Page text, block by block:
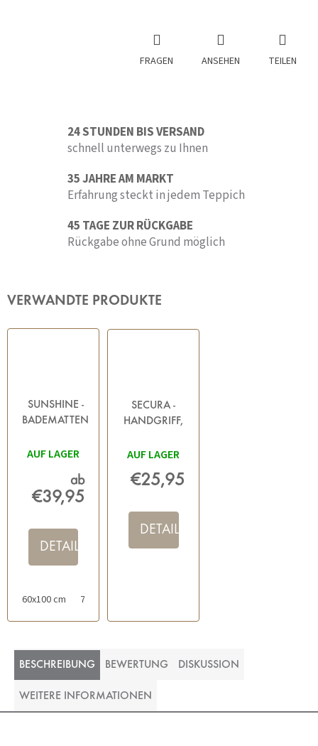
FRAGEN ANSEHEN TEILEN
24 STUNDEN BIS VERSAND
schnell unterwegs zu Ihnen
35 JAHRE AM MARKT
Erfahrung steckt in jedem Teppich
45 TAGE ZUR RÜCKGABE
Rückgabe ohne Grund möglich
VERWANDTE PRODUKTE
SUNSHINE -
BADEMATTEN
AUF LAGER
ab
€39,95
DETAIL
60x100 cm 70x120 cm
SECURA -
HANDGRIFF,
AUF LAGER
€25,95
DETAIL
BESCHREIBUNG BEWERTUNG DISKUSSION
WEITERE INFORMATIONEN